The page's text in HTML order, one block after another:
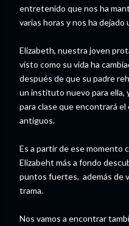
entretenido que nos ha
varias horas y nos ha
Elizabeth, nuestra joven
visto como su vida ha
después de que su padre
un instituto nuevo para ella,
para clase que encontrará
antiguos.
Es a partir de ese momento
Elizabeht más a fondo
puntos fuertes, además de
trama.
Nos vamos a encontrar